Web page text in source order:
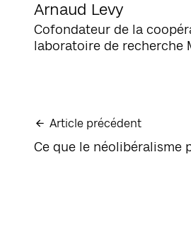
Arnaud Levy
Cofondateur de la
laboratoire de recherche
Article précédent
Ce que le néolibéralisme